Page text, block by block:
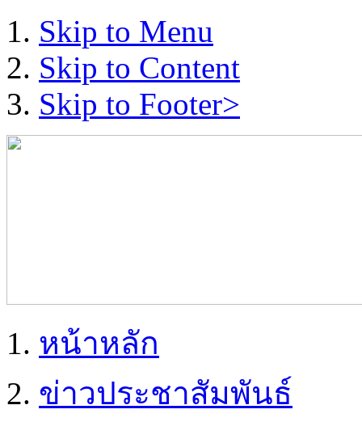
Skip to Menu
Skip to Content
Skip to Footer>
หน้าหลัก
ข่าวประชาสัมพันธ์